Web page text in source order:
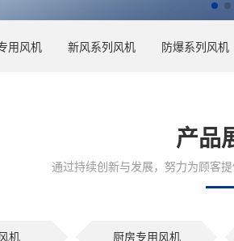
用风机 新风系列风机 防爆系列风机
产品
通过持续创新与发展，努力为顾客
机 厨房专用风机